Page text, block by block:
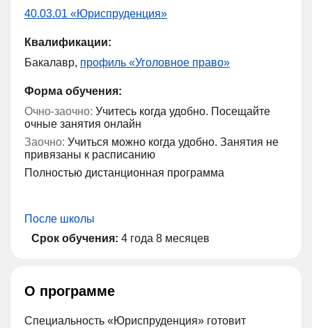
40.03.01 «Юриспруденция»
Квалификации:
Бакалавр, профиль «Уголовное право»
Форма обучения:
Очно-заочно: Учитесь когда удобно. Посещайте
очные занятия онлайн
Заочно: Учиться можно когда удобно. Занятия не
привязаны к расписанию
Полностью дистанционная программа
После школы
Срок обучения: 4 года 8 месяцев
О программе
Специальность «Юриспруденция» готовит